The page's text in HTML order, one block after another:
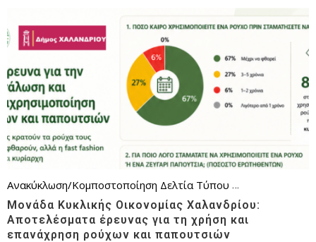
Ανακύκλωση/Κομποστοποίηση Δελτία Τύπου Επικαιρότητα
Μονάδα Κυκλικής Οικονομίας Χαλανδρίου:
Αποτελέσματα έρευνας για τη χρήση και
επανάχρηση ρούχων και παπουτσιών